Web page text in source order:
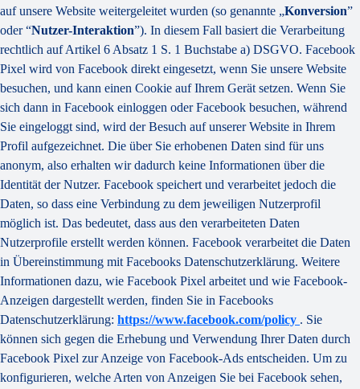
auf unsere Website weitergeleitet wurden (so genannte „Konversion”
oder “Nutzer-Interaktion”). In diesem Fall basiert die Verarbeitung
rechtlich auf Artikel 6 Absatz 1 S. 1 Buchstabe a) DSGVO. Facebook
Pixel wird von Facebook direkt eingesetzt, wenn Sie unsere Website
besuchen, und kann einen Cookie auf Ihrem Gerät setzen. Wenn Sie
sich dann in Facebook einloggen oder Facebook besuchen, während
Sie eingeloggt sind, wird der Besuch auf unserer Website in Ihrem
Profil aufgezeichnet. Die über Sie erhobenen Daten sind für uns
anonym, also erhalten wir dadurch keine Informationen über die
Identität der Nutzer. Facebook speichert und verarbeitet jedoch die
Daten, so dass eine Verbindung zu dem jeweiligen Nutzerprofil
möglich ist. Das bedeutet, dass aus den verarbeiteten Daten
Nutzerprofile erstellt werden können. Facebook verarbeitet die Daten
in Übereinstimmung mit Facebooks Datenschutzerklärung. Weitere
Informationen dazu, wie Facebook Pixel arbeitet und wie Facebook-
Anzeigen dargestellt werden, finden Sie in Facebooks
Datenschutzerklärung: https://www.facebook.com/policy . Sie
können sich gegen die Erhebung und Verwendung Ihrer Daten durch
Facebook Pixel zur Anzeige von Facebook-Ads entscheiden. Um zu
konfigurieren, welche Arten von Anzeigen Sie bei Facebook sehen,